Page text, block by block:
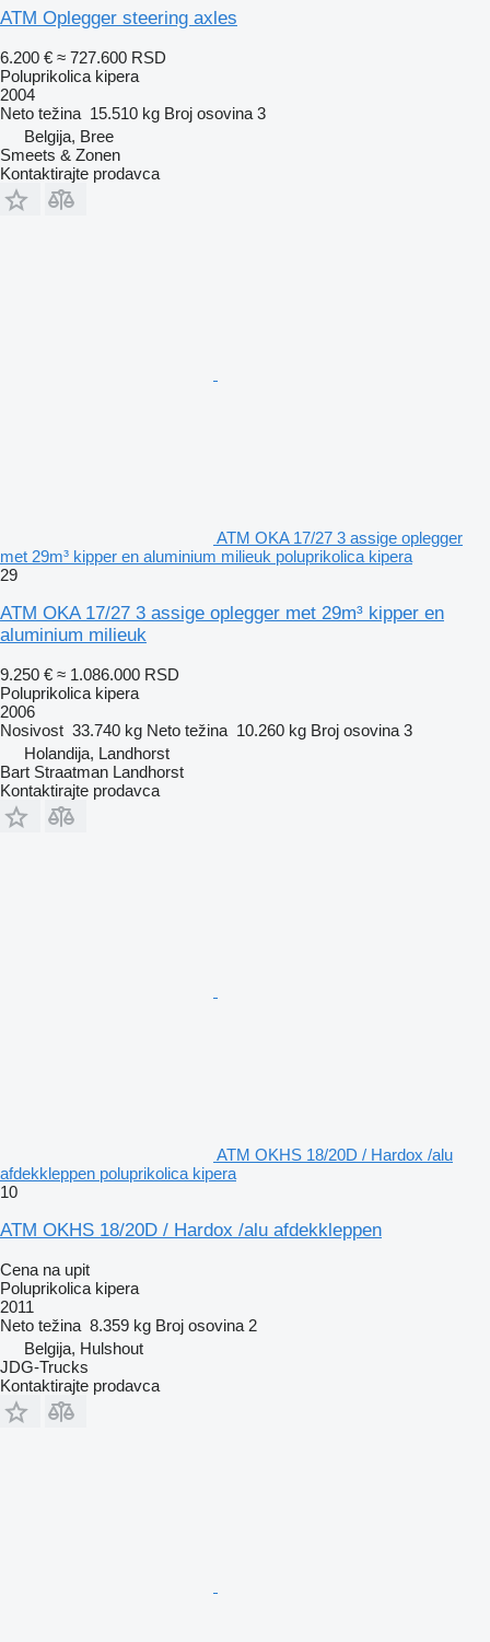
ATM Oplegger steering axles
6.200 € ≈ 727.600 RSD
Poluprikolica kipera
2004
Neto težina 15.510 kg Broj osovina 3
Belgija, Bree
Smeets & Zonen
Kontaktirajte prodavca
ATM OKA 17/27 3 assige oplegger
met 29m³ kipper en aluminium milieuk poluprikolica kipera
29
ATM OKA 17/27 3 assige oplegger met 29m³ kipper en
aluminium milieuk
9.250 € ≈ 1.086.000 RSD
Poluprikolica kipera
2006
Nosivost 33.740 kg Neto težina 10.260 kg Broj osovina 3
Holandija, Landhorst
Bart Straatman Landhorst
Kontaktirajte prodavca
ATM OKHS 18/20D / Hardox /alu
afdekkleppen poluprikolica kipera
10
ATM OKHS 18/20D / Hardox /alu afdekkleppen
Cena na upit
Poluprikolica kipera
2011
Neto težina 8.359 kg Broj osovina 2
Belgija, Hulshout
JDG-Trucks
Kontaktirajte prodavca